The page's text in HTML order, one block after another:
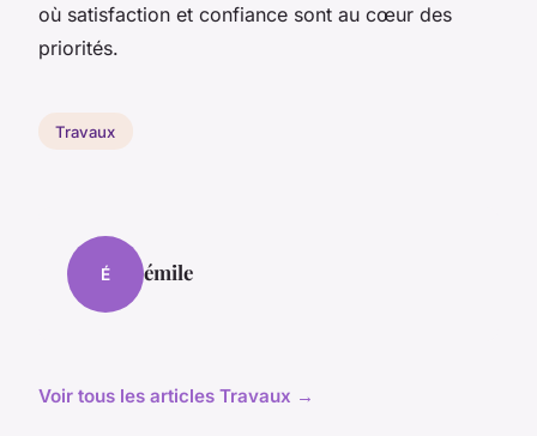
où satisfaction et confiance sont au cœur des
priorités.
Travaux
É émile
Voir tous les articles Travaux →